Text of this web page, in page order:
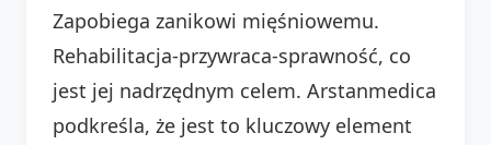
Zapobiega zanikowi mięśniowemu.
Rehabilitacja-przywraca-sprawność, co
jest jej nadrzędnym celem. Arstanmedica
podkreśla, że jest to kluczowy element